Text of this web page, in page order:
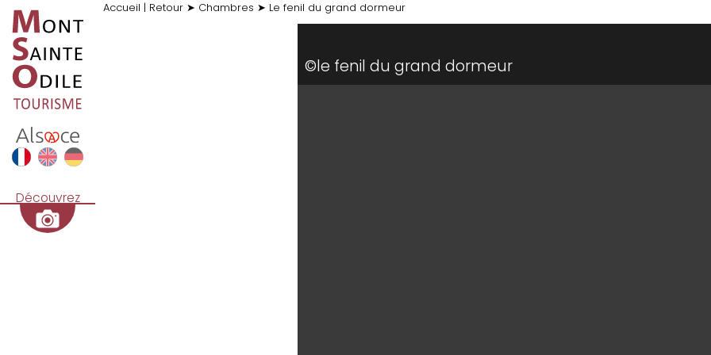
Accueil | Retour ➤ Chambres ➤ Le fenil du grand dormeur
Découvrez
©le fenil du grand dormeur